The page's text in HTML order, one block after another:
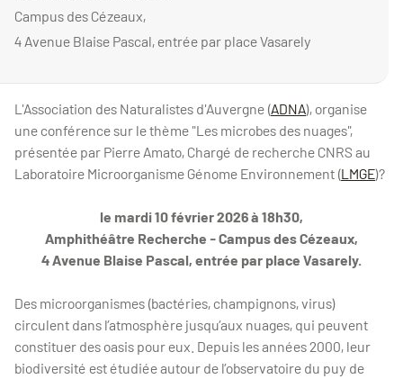
Campus des Cézeaux,
4 Avenue Blaise Pascal, entrée par place Vasarely
L'Association des Naturalistes d'Auvergne (ADNA), organise
une conférence sur le thème "Les microbes des nuages",
présentée par Pierre Amato, Chargé de recherche CNRS au
Laboratoire Microorganisme Génome Environnement (LMGE)?
le mardi 10 février 2026 à 18h30,
Amphithéâtre Recherche - Campus des Cézeaux,
4 Avenue Blaise Pascal, entrée par place Vasarely.
Des microorganismes (bactéries, champignons, virus)
circulent dans l’atmosphère jusqu’aux nuages, qui peuvent
constituer des oasis pour eux. Depuis les années 2000, leur
biodiversité est étudiée autour de l’observatoire du puy de